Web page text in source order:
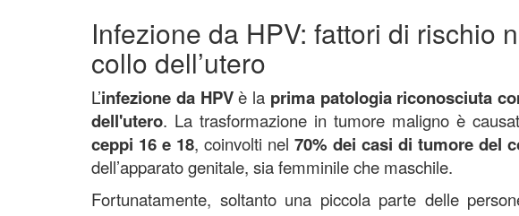
Infezione da HPV: fattori di rischio
collo dell’utero
L’infezione da HPVè la prima patologia riconosciuta
dell'utero. La trasformazione in tumore maligno è
ceppi 16 e 18, coinvolti nel70% dei casi di tumore del
dell’apparato genitale, sia femminile che maschile.
Fortunatamente, soltanto una piccola parte delle